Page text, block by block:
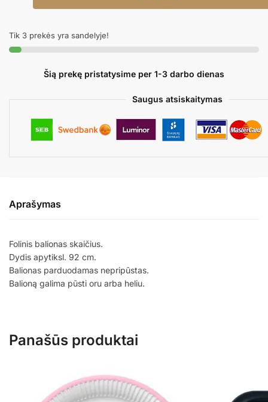
PINK,
92cm.
Tik 3 prekės yra sandelyje!
Šią prekę pristatysime per 1-3 darbo dienas
Saugus atsiskaitymas
Aprašymas
Folinis balionas skaičius.
Dydis apytiksl. 92 cm.
Balionas parduodamas nepripūstas.
Balioną galima pūsti oru arba heliu.
Panašūs produktai